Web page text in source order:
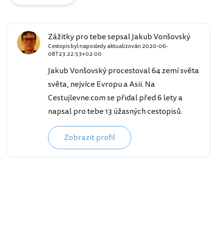
Zážitky pro tebe sepsal Jakub Vonšovský
Cestopis byl naposledy aktualizován 2020-06-
08T23:22:53+02:00
Jakub Vonšovský procestoval 64 zemí světa
světa, nejvíce Evropu a Asii. Na
Cestujlevne.com se přidal před 6 lety a
napsal pro tebe 13 úžasných cestopisů.
Zobrazit profil